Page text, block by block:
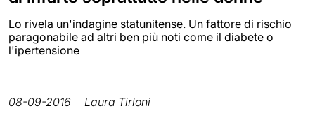
Lo rivela un'indagine statunitense. Un fattore di rischio
paragonabile ad altri ben più noti come il diabete o
l'ipertensione
08-09-2016 Laura Tirloni